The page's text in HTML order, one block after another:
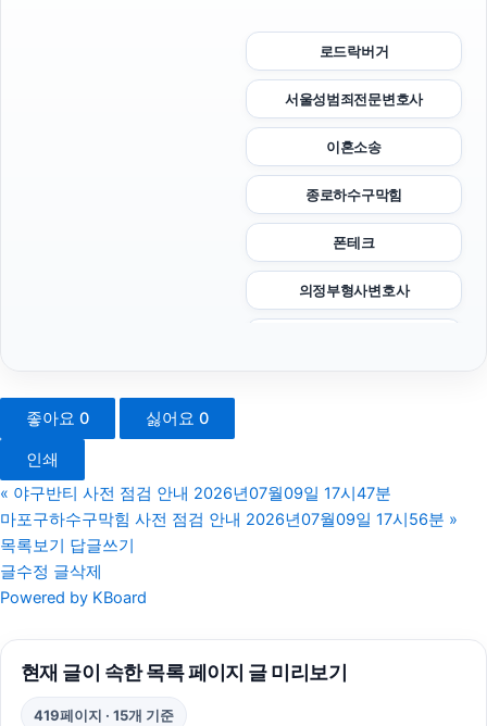
로드락버거
서울성범죄전문변호사
이혼소송
종로하수구막힘
폰테크
의정부형사변호사
소액결제상품권
하남하수구막힘
의정부이혼전문변호사
좋아요 0 싫어요 0
인쇄
« 야구반티 사전 점검 안내 2026년07월09일 17시47분
마포구하수구막힘 사전 점검 안내 2026년07월09일 17시56분 »
목록보기
답글쓰기
글수정 글삭제
Powered by KBoard
현재 글이 속한 목록 페이지 글 미리보기
419페이지 · 15개 기준